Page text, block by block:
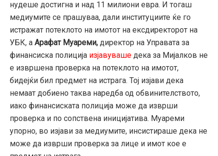
нудеше достигна и над 11 милиони евра. И тогаш
медиумите се прашуваа, дали институциите ќе го
истражат потеклото на имотот на ексдиректорот на
УБК, а Арафат Муареми, директор на Управата за
финансиска полиција изјавуваше дека за Мијалков не
е извршена проверка на потеклото на имотот,
бидејќи бил предмет на истрага. Тој изјави дека
немаат добиено таква наредба од обвинителството,
иако финансиската полиција може да изврши
проверка и по сопствена иницијатива. Муареми
упорно, во изјави за медиумите, инсистираше дека не
може да изврши проверка за лице и имот кое е